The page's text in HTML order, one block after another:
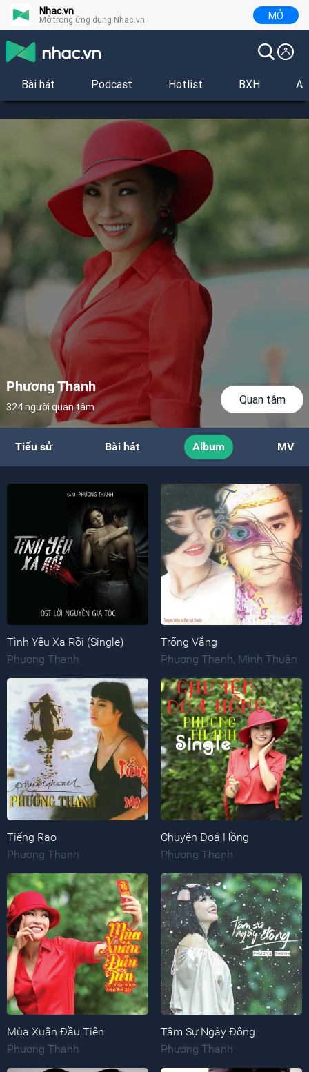
Nhac.vn
Mở trong ứng dụng Nhac.vn MỞ
Bài hát Podcast Hotlist BXH
Phương Thanh
324 người quan tâm
Quan tâm
Tiểu sử Bài hát Album MV
Tình Yêu Xa Rồi (Single)
Phương Thanh
Trống Vắng
Phương Thanh, Minh Thuận
Tiếng Rao
Phương Thanh
Chuyện Đoá Hồng
Phương Thanh
Mùa Xuân Đầu Tiên
Phương Thanh
Tâm Sự Ngày Đông
Phương Thanh